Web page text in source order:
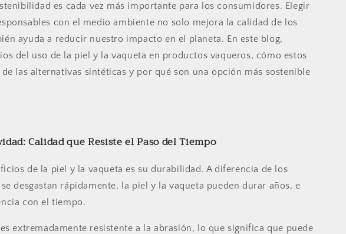
es cada vez más importante para los consumidores. Elegir
con el medio ambiente no solo mejora la calidad de los
ayuda a reducir nuestro impacto en el planeta. En este blog,
del uso de la piel y la vaqueta en productos vaqueros, cómo estos
las alternativas sintéticas y por qué son una opción más sostenible
Calidad que Resiste el Paso del Tiempo
de la piel y la vaqueta es su durabilidad. A diferencia de los
desgastan rápidamente, la piel y la vaqueta pueden durar años, e
con el tiempo.
extremadamente resistente a la abrasión, lo que significa que puede